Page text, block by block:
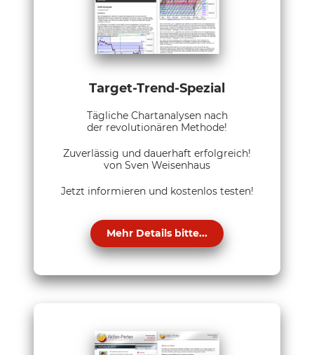
Target-Trend-Spezial
Tägliche Chartanalysen nach
der revolutionären Methode!
Zuverlässig und dauerhaft erfolgreich!
von Sven Weisenhaus
Jetzt informieren und kostenlos testen!
Mehr Details bitte...